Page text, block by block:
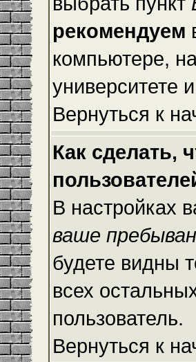
рекомендуем
компьютере,
университете
Вернуться к
Как сделать,
В настройках
ваше
будете видны
всех
пользователь.
Вернуться к